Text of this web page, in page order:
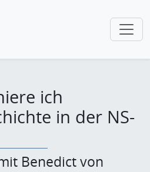
ich
in der NS-
Benedict von